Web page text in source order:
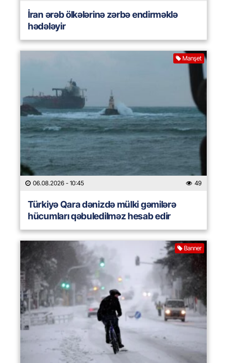
İran ərəb ölkələrinə zərbə endirməklə
hədələyir
Manşet
06.08.2026 - 10:45 49
Türkiyə Qara dənizdə mülki gəmilərə
hücumları qəbuledilməz hesab edir
Banner